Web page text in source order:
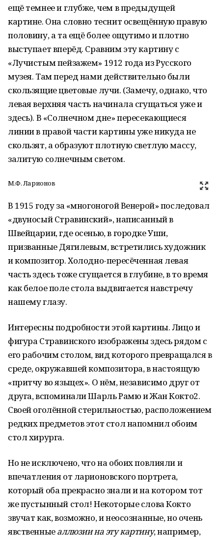
ещё темнее и глубже, чем в предыдущей
картине. Она словно теснит освещённую правую
половину, а та ещё более ощутимо и плотно
выступает вперёд. Сравним эту картину с
«Лучистым пейзажем» 1912 года из Русского
музея. Там перед нами действительно были
скользящие цветовые лучи. (Замечу, однако, что
левая верхняя часть начинала сгущаться уже и
здесь). В «Солнечном дне» пересекающиеся
линии в правой части картины уже никуда не
скользят, а образуют плотную светлую массу,
залитую солнечным светом.
М.Ф. Ларионов
В 1915 году за «многоногой Венерой» последовал
«двуносый Стравинский», написанный в
Швейцарии, где осенью, в городке Уши,
призванные Дягилевым, встретились художник
и композитор. Холодно-пересёченная левая
часть здесь тоже сгущается в глубине, в то время
как белое поле стола выдвигается навстречу
нашему глазу.
Интересны подробности этой картины. Лицо и
фигура Стравинского изображены здесь рядом с
его рабочим столом, вид которого превращался в
среде, окружавшей композитора, в настоящую
«притчу во языцех». О нём, независимо друг от
друга, вспоминали Шарль Рамю и Жан Кокто2.
Своей оголённой стерильностью, расположением
редких предметов этот стол напомнил обоим
стол хирурга.
Но не исключено, что на обоих повлияли и
впечатления от ларионовского портрета,
который оба прекрасно знали и на котором тот
же пустынный стол! Некоторые слова Кокто
звучат как, возможно, и неосознанные, но очень
явственныеаллюзии на эту картину, например,